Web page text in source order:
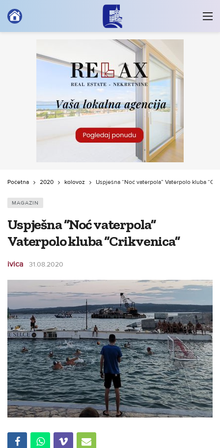
Početna 2020 kolovoz Uspješna “Noć vaterpola” Vaterpolo kluba
MAGAZIN
Uspješna “Noć vaterpola”
Vaterpolo kluba “Crikvenica”
ivica 31.08.2020